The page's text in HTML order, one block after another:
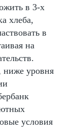
в 3-х
хлеба,
в
на
ниже уровня
условия